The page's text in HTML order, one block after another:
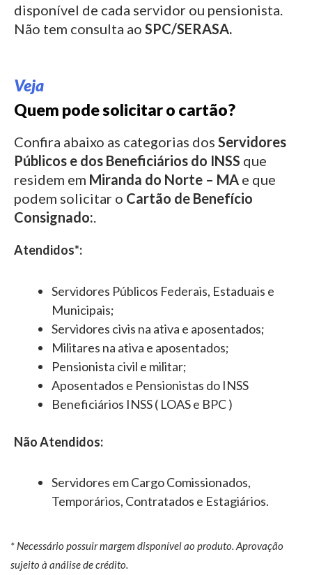
disponível de cada servidor ou pensionista.
Não tem consulta ao SPC/SERASA.
Veja
Quem pode solicitar o cartão?
Confira abaixo as categorias dos Servidores
Públicos e dos Beneficiários do INSS que
residem em Miranda do Norte – MA e que
podem solicitar o Cartão de Benefício
Consignado:.
Atendidos*:
Servidores Públicos Federais, Estaduais e
Municipais;
Servidores civis na ativa e aposentados;
Militares na ativa e aposentados;
Pensionista civil e militar;
Aposentados e Pensionistas do INSS
Beneficiários INSS ( LOAS e BPC )
Não Atendidos:
Servidores em Cargo Comissionados,
Temporários, Contratados e Estagiários.
* Necessário possuir margem disponível ao produto. Aprovação
sujeito à análise de crédito.